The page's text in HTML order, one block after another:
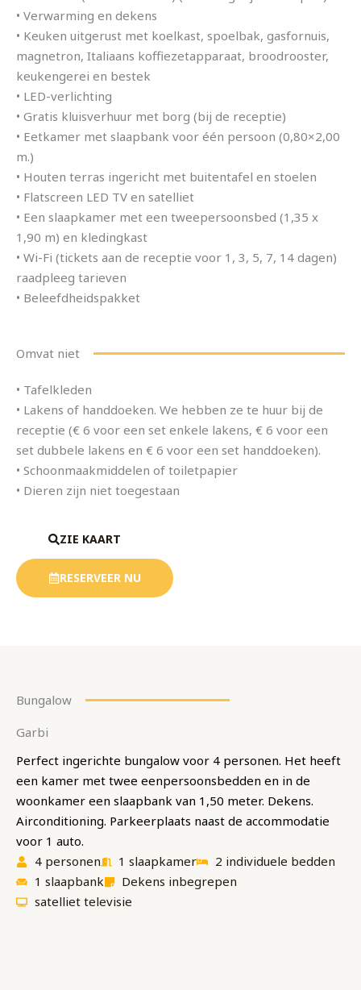
• Verwarming en dekens
• Keuken uitgerust met koelkast, spoelbak, gasfornuis,
magnetron, Italiaans koffiezetapparaat, broodrooster,
keukengerei en bestek
• LED-verlichting
• Gratis kluisverhuur met borg (bij de receptie)
• Eetkamer met slaapbank voor één persoon (0,80×2,00
m.)
• Houten terras ingericht met buitentafel en stoelen
• Flatscreen LED TV en satelliet
• Een slaapkamer met een tweepersoonsbed (1,35 x
1,90 m) en kledingkast
• Wi-Fi (tickets aan de receptie voor 1, 3, 5, 7, 14 dagen)
raadpleeg tarieven
• Beleefdheidspakket
Omvat niet
• Tafelkleden
• Lakens of handdoeken. We hebben ze te huur bij de
receptie (€ 6 voor een set enkele lakens, € 6 voor een
set dubbele lakens en € 6 voor een set handdoeken).
• Schoonmaakmiddelen of toiletpapier
• Dieren zijn niet toegestaan
ZIE KAART
RESERVEER NU
Bungalow
Garbi
Perfect ingerichte bungalow voor 4 personen. Het heeft
een kamer met twee eenpersoonsbedden en in de
woonkamer een slaapbank van 1,50 meter. Dekens.
Airconditioning. Parkeerplaats naast de accommodatie
voor 1 auto.
4 personen
1 slaapkamer
2 individuele bedden
1 slaapbank
Dekens inbegrepen
satelliet televisie